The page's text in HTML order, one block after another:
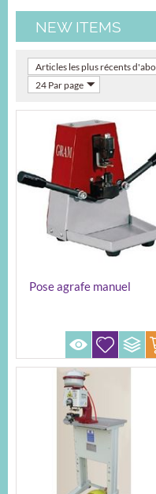
NEW ITEMS
Articles les plus récents
24 Par page
Pose agrafe manuel